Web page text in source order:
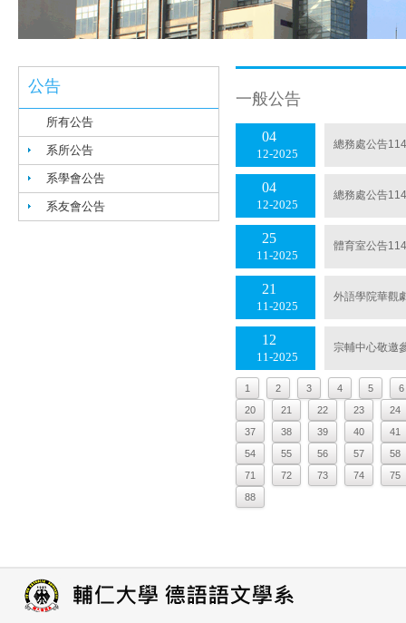
公告
所有公告
系所公告
系學會公告
系友會公告
一般公告
12 2025
04 總務處公告
12 2025
04 總務處公告
11 2025
25 體育室公告
11 2025
21 外語學院華觀
11 2025
12 宗輔中心敬邀
1 2 3 4 5
6
20
21 22 23
24
37
38 39 40
41
54
55 56 57
58
71
72 73 74
75
88